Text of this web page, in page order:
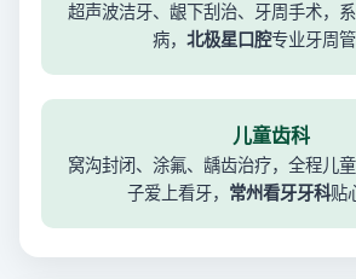
超声波洁牙、龈下刮治、牙周手术，
病， 北极星口腔专业牙周管
儿童齿科
窝沟封闭、涂氟、龋齿治疗，全程儿
子爱上看牙， 常州看牙牙科贴